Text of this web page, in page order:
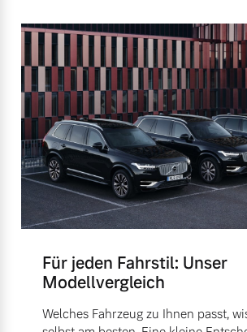
Für jeden Fahrstil: Unser
Modellvergleich
Welches Fahrzeug zu Ihnen passt,